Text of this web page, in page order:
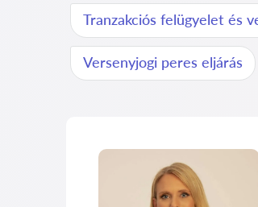
Tranzakciós felügyelet és
Versenyjogi peres eljárás